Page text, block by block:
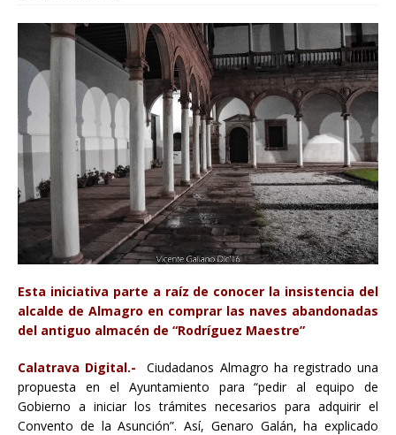
Esta iniciativa parte a raíz de conocer la insistencia del
alcalde de Almagro en comprar las naves abandonadas
del antiguo almacén de “Rodríguez Maestre”
Calatrava Digital.-
Ciudadanos Almagro ha registrado una
propuesta en el Ayuntamiento para “pedir al equipo de
Gobierno a iniciar los trámites necesarios para adquirir el
Convento de la Asunción”. Así, Genaro Galán, ha explicado